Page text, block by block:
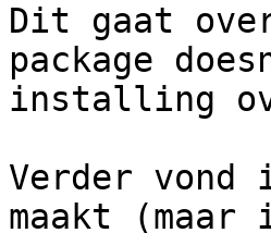
Dit gaat
package
installing
Verder vond
maakt (maar